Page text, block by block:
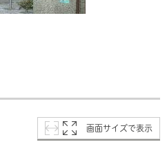
画面サイズで表示